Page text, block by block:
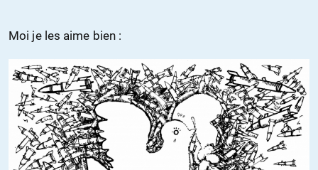
Moi je les aime bien :